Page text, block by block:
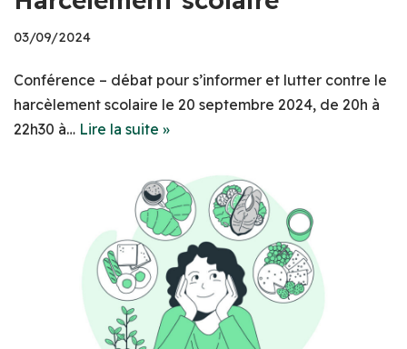
03/09/2024
Conférence – débat pour s’informer et lutter contre le
harcèlement scolaire le 20 septembre 2024, de 20h à
22h30 à… Lire la suite »